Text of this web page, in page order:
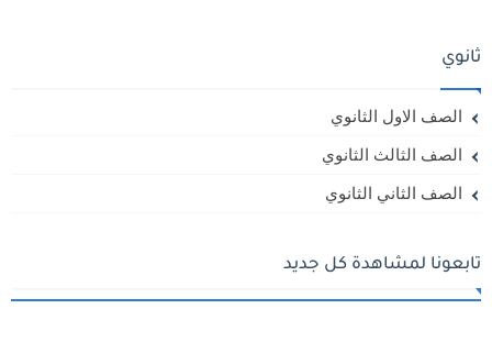
ثانوي
الصف الاول الثانوي
الصف الثالث الثانوي
الصف الثاني الثانوي
تابعونا لمشاهدة كل جديد